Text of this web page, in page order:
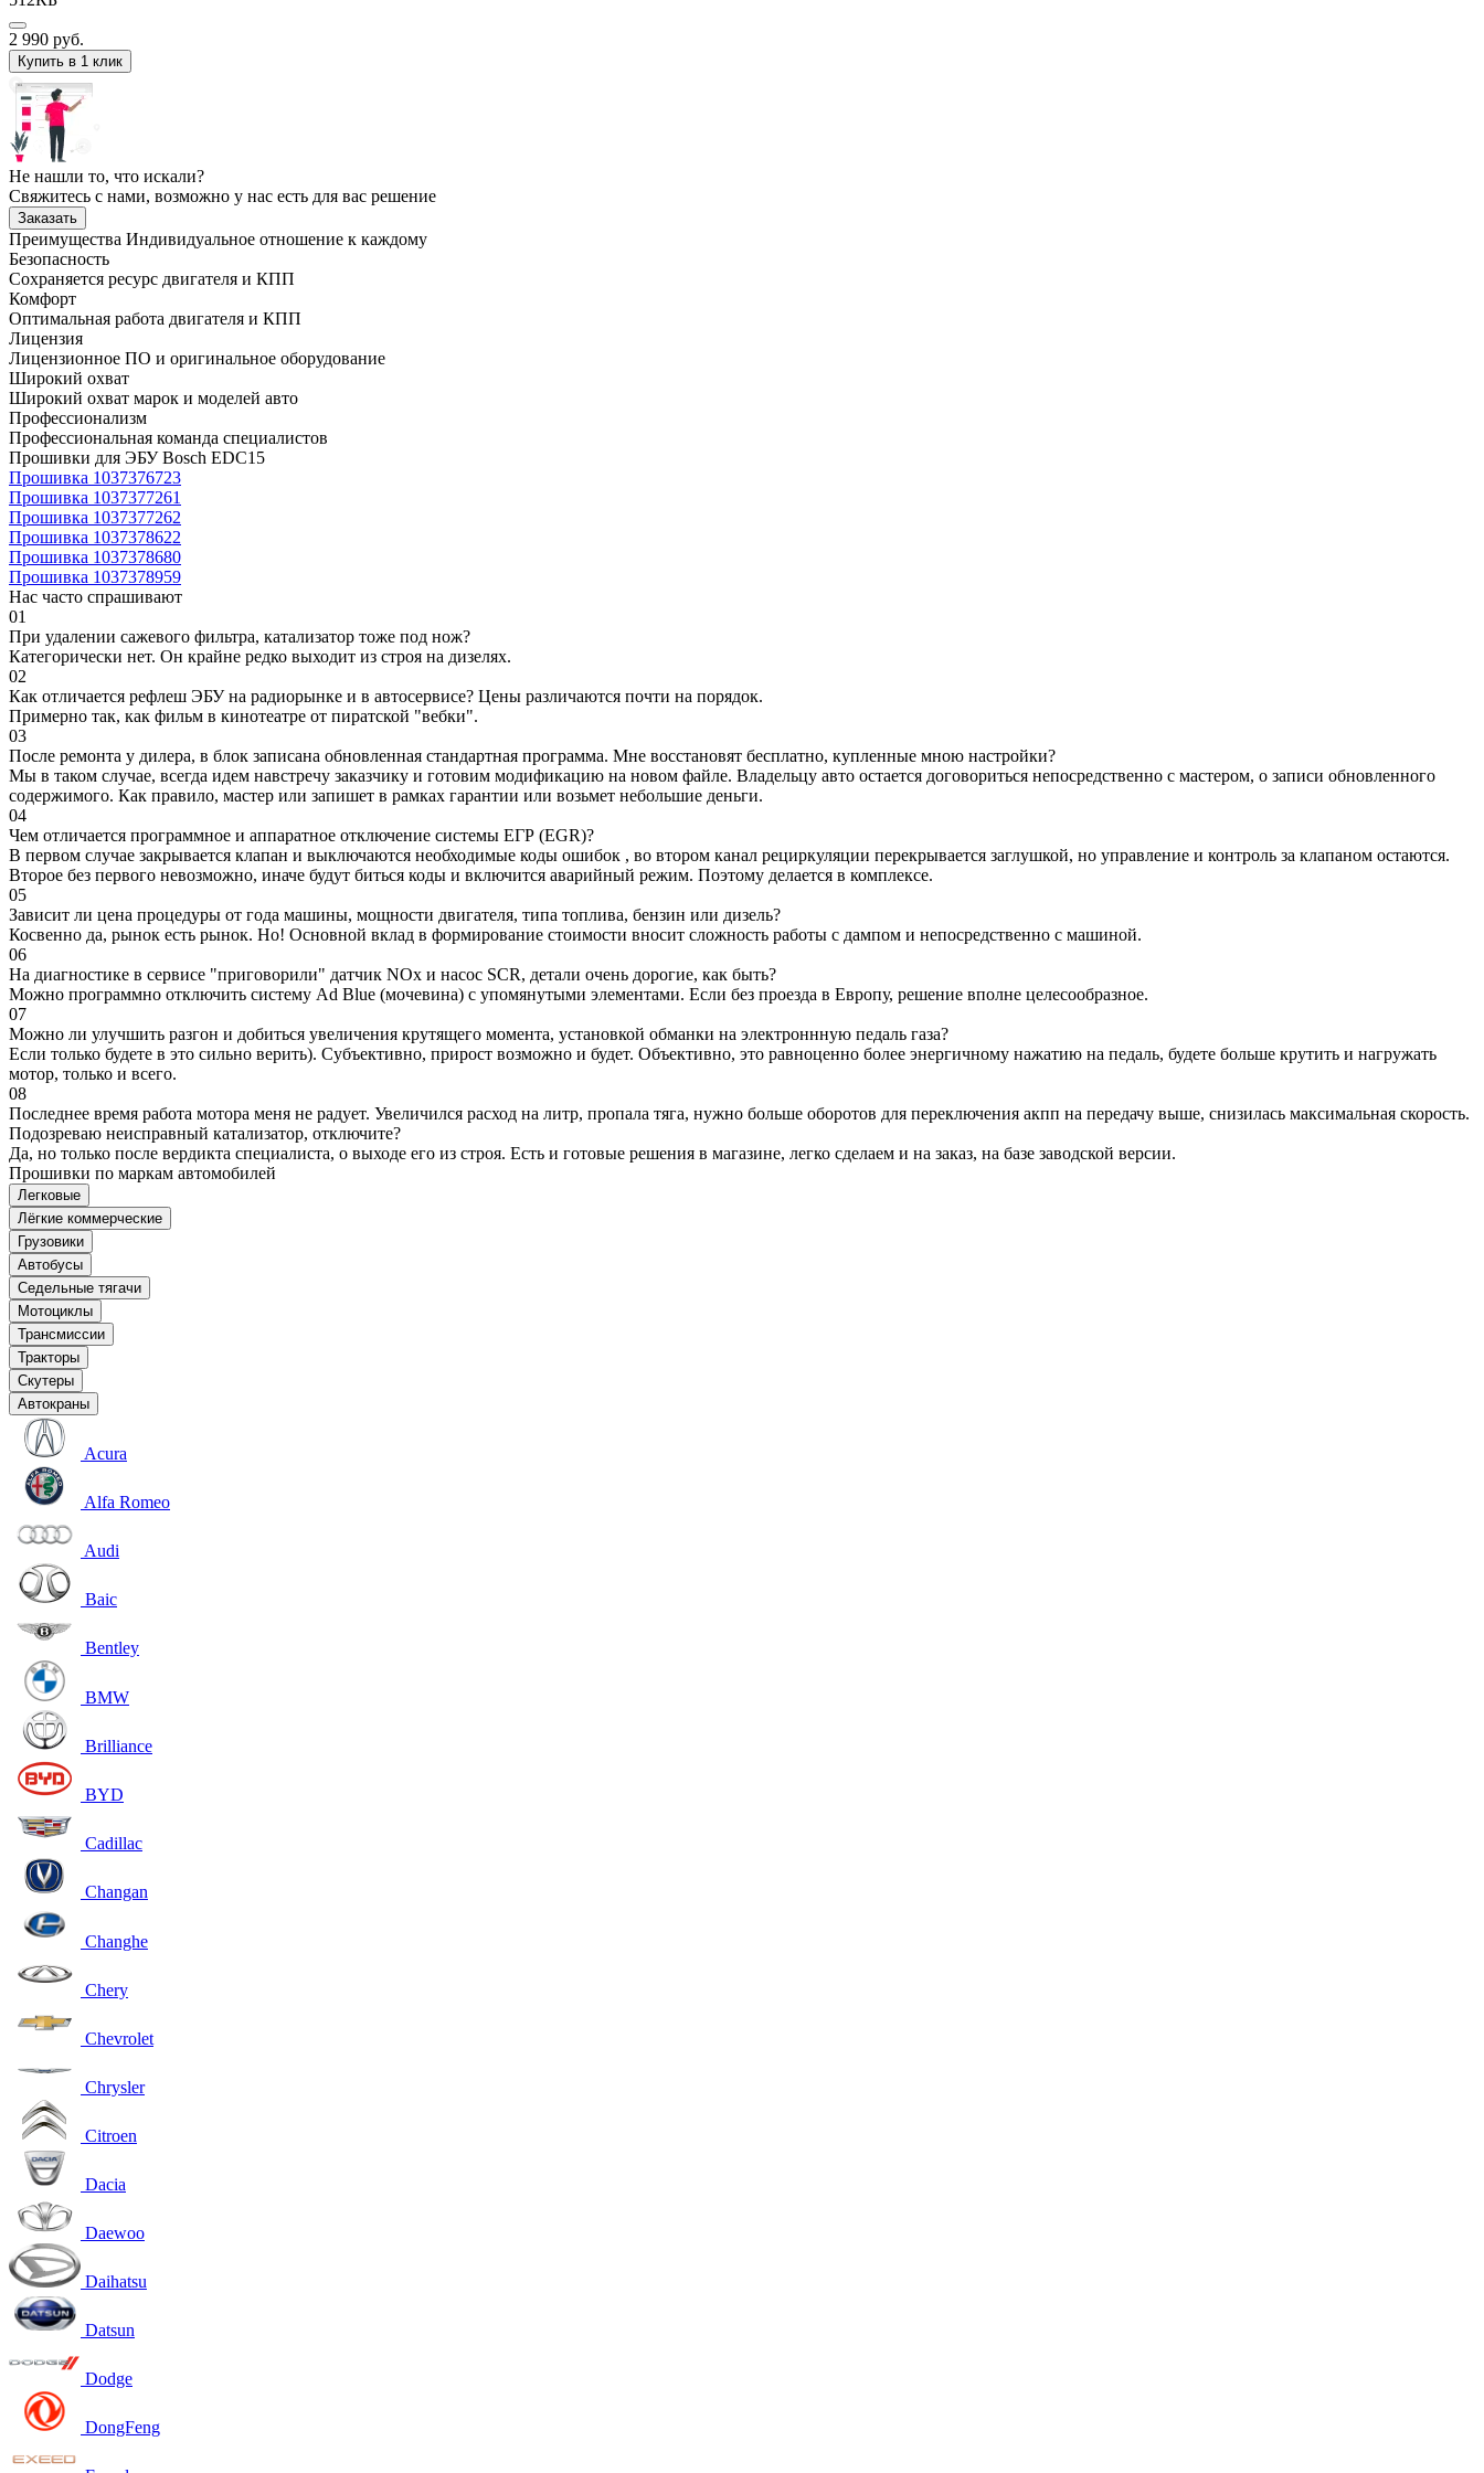
2 990 руб.
Купить в 1 клик
Не нашли то, что искали?
Свяжитесь с нами, возможно у нас есть для вас решение
Заказать
Преимущества Индивидуальное отношение к каждому
Безопасность
Сохраняется ресурс двигателя и КПП
Комфорт
Оптимальная работа двигателя и КПП
Лицензия
Лицензионное ПО и оригинальное оборудование
Широкий охват
Широкий охват марок и моделей авто
Профессионализм
Профессиональная команда специалистов
Прошивки для ЭБУ Bosch EDC15
Прошивка 1037376723
Прошивка 1037377261
Прошивка 1037377262
Прошивка 1037378622
Прошивка 1037378680
Прошивка 1037378959
Нас часто спрашивают
01
При удалении сажевого фильтра, катализатор тоже под нож?
Категорически нет. Он крайне редко выходит из строя на дизелях.
02
Как отличается рефлеш ЭБУ на радиорынке и в автосервисе? Цены различаются почти на порядок.
Примерно так, как фильм в кинотеатре от пиратской "вебки".
03
После ремонта у дилера, в блок записана обновленная стандартная программа. Мне восстановят бесплатно, купленные мною настройки?
Мы в таком случае, всегда идем навстречу заказчику и готовим модификацию на новом файле. Владельцу авто остается договориться непосредственно с мастером, о записи обновленного
содержимого. Как правило, мастер или запишет в рамках гарантии или возьмет небольшие деньги.
04
Чем отличается программное и аппаратное отключение системы ЕГР (EGR)?
В первом случае закрывается клапан и выключаются необходимые коды ошибок , во втором канал рециркуляции перекрывается заглушкой, но управление и контроль за клапаном остаются.
Второе без первого невозможно, иначе будут биться коды и включится аварийный режим. Поэтому делается в комплексе.
05
Зависит ли цена процедуры от года машины, мощности двигателя, типа топлива, бензин или дизель?
Косвенно да, рынок есть рынок. Но! Основной вклад в формирование стоимости вносит сложность работы с дампом и непосредственно с машиной.
06
На диагностике в сервисе "приговорили" датчик NOx и насос SCR, детали очень дорогие, как быть?
Можно программно отключить систему Ad Blue (мочевина) с упомянутыми элементами. Если без проезда в Европу, решение вполне целесообразное.
07
Можно ли улучшить разгон и добиться увеличения крутящего момента, установкой обманки на электроннную педаль газа?
Если только будете в это сильно верить). Субъективно, прирост возможно и будет. Объективно, это равноценно более энергичному нажатию на педаль, будете больше крутить и нагружать
мотор, только и всего.
08
Последнее время работа мотора меня не радует. Увеличился расход на литр, пропала тяга, нужно больше оборотов для переключения акпп на передачу выше, снизилась максимальная скорость.
Подозреваю неисправный катализатор, отключите?
Да, но только после вердикта специалиста, о выходе его из строя. Есть и готовые решения в магазине, легко сделаем и на заказ, на базе заводской версии.
Прошивки по маркам автомобилей
Легковые
Лёгкие коммерческие
Грузовики
Автобусы
Седельные тягачи
Мотоциклы
Трансмиссии
Тракторы
Скутеры
Автокраны
Acura
Alfa Romeo
Audi
Baic
Bentley
BMW
Brilliance
BYD
Cadillac
Changan
Changhe
Chery
Chevrolet
Chrysler
Citroen
Dacia
Daewoo
Daihatsu
Datsun
Dodge
DongFeng